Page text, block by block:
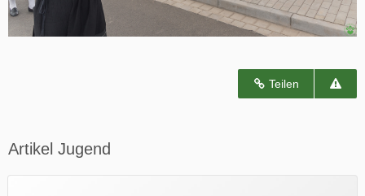
Teilen
Artikel Jugend